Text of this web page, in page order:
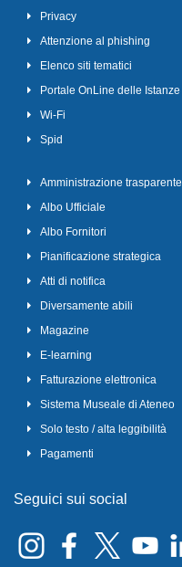
Privacy
Attenzione al phishing
Elenco siti tematici
Portale OnLine delle Istanze
Wi-Fi
Spid
Amministrazione trasparente
Albo Ufficiale
Albo Fornitori
Pianificazione strategica
Atti di notifica
Diversamente abili
Magazine
E-learning
Fatturazione elettronica
Sistema Museale di Ateneo
Solo testo / alta leggibilità
Pagamenti
Seguici sui social